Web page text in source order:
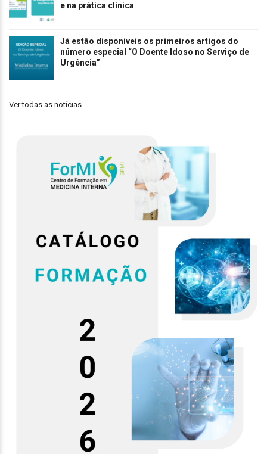
e na prática clínica
Já estão disponíveis os primeiros artigos do
número especial “O Doente Idoso no Serviço de
Urgência”
Ver todas as notícias